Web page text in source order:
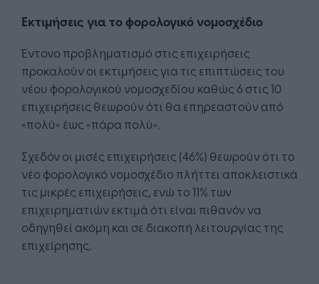
Εκτιμήσεις για το φορολογικό νομοσχέδιο
Έντονο προβληματισμό στις επιχειρήσεις
προκαλούν οι εκτιμήσεις για τις επιπτώσεις του
νέου φορολογικού νομοσχεδίου καθώς 6 στις 10
επιχειρήσεις θεωρούν ότι θα επηρεαστούν από
«πολύ» έως «πάρα πολύ».
Σχεδόν οι μισές επιχειρήσεις (46%) θεωρούν ότι το
νέο φορολογικό νομοσχέδιο πλήττει αποκλειστικά
τις μικρές επιχειρήσεις, ενώ το 11% των
επιχειρηματιών εκτιμά ότι είναι πιθανόν να
οδηγηθεί ακόμη και σε διακοπή λειτουργίας της
επιχείρησης.